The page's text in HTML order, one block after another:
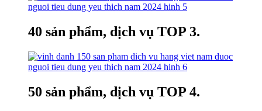
40 sản phẩm, dịch vụ TOP 3.
50 sản phẩm, dịch vụ TOP 4.